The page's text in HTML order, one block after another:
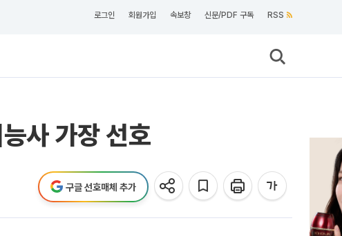
로그인 회원가입 속보창 신문/PDF 구독 RSS
사 가장 선호
구글 선호매체 추가